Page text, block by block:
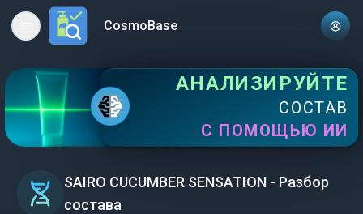
Open main menuCosmoBase
АНАЛИЗИРУЙТЕ
СОСТАВ
С ПОМОЩЬЮ ИИ
SAIRO CUCUMBER SENSATION - Разбор
состава